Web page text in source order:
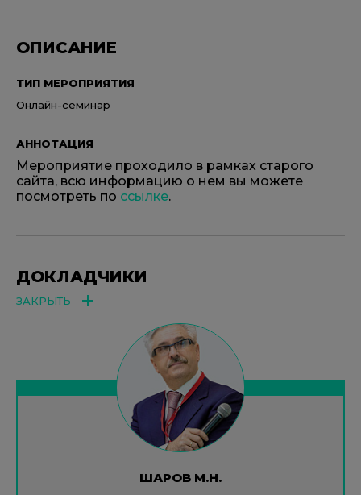
ОПИСАНИЕ
ТИП МЕРОПРИЯТИЯ
Онлайн-семинар
АННОТАЦИЯ
Мероприятие проходило в рамках старого
сайта, всю информацию о нем вы можете
посмотреть по ссылке.
ДОКЛАДЧИКИ
ЗАКРЫТЬ
ШАРОВ М.Н.